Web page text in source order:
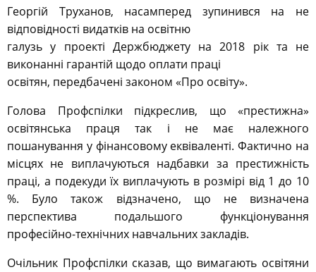
Георгій Труханов, насамперед зупинився на не
відповідності видатків на освітню
галузь у проекті Держбюджету на 2018 рік та не
виконанні гарантій щодо оплати праці
освітян, передбачені законом «Про освіту».
Голова Профспілки підкреслив, що «престижна»
освітянська праця так і не має належного
пошанування у фінансовому еквіваленті. Фактично на
місцях не виплачуються надбавки за престижність
праці, а подекуди їх виплачують в розмірі від 1 до 10
%. Було також відзначено, що не визначена
перспектива подальшого функціонування
професійно-технічних навчальних закладів.
Очільник Профспілки сказав, що вимагають освітяни